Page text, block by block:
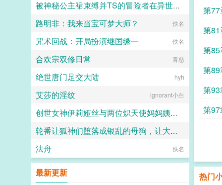
第77
第81
第85
第89
第93
第97
热门
被神秘公主裙束缚并TS的冒险者在异世界的色色奇遇故事
代号穿山甲
路明非：我来当宝可梦大师？ 佚名
咒术回战：开局扮演继国缘一 佚名
合欢宗双修日常 青慈
绝世唐门足交大陆 hyh
艾莎的淫纹 ignorant小白
创世女神伊莉娅丝与两位炽天使妈妈姨妈一起输给勇者的肉棒，神国沦陷成为新神王的永世肉便器
愛と税のために
轮番让狐神们堕落成银乱的母狗，让大家全都沦陷成喜欢被信徒群奸的淫神吧～
竹子
法舟 佚名
最新更新